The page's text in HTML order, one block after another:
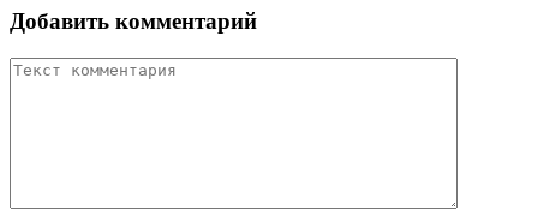
Добавить комментарий